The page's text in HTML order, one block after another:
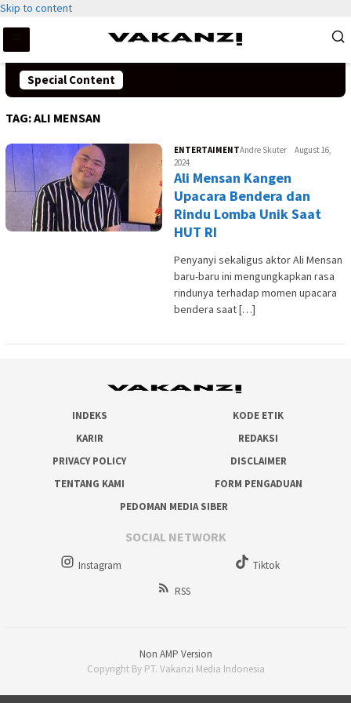
Skip to content
Special Content
TAG:ALI MENSAN
ENTERTAIMENTAndre Skuter
August 16,
2024
Ali Mensan Kangen
Upacara Bendera dan
Rindu Lomba Unik Saat
HUT RI
Penyanyi sekaligus aktor Ali Mensan
baru-baru ini mengungkapkan rasa
rindunya terhadap momen upacara
bendera saat […]
INDEKS
KODE ETIK
KARIR
REDAKSI
PRIVACY POLICY
DISCLAIMER
TENTANG KAMI
FORM PENGADUAN
PEDOMAN MEDIA SIBER
SOCIAL NETWORK
Instagram
Tiktok
RSS
Non AMP Version
Copyright By PT. Vakanzi Media Indonesia